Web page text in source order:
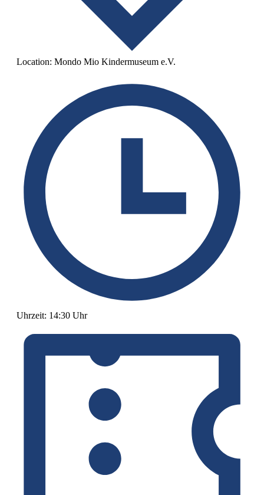
Location: Mondo Mio Kindermuseum e.V.
Uhrzeit: 14:30 Uhr